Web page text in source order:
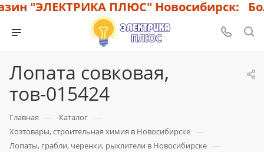
"ЭЛЕКТРИКА ПЛЮС" Новосибирск:
Лопата совковая,
тов-015424
Главная — Каталог —
Хозтовары, строительная химия в Новосибирске —
Лопаты, грабли, черенки, рыхлители в Новосибирске —